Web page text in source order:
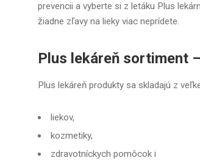
prevencii a vyberte si z letáku Plus
žiadne zľavy na lieky viac neprídete.
Plus lekáreň sortiment
Plus lekáreň produkty sa skladajú z
liekov,
kozmetiky,
zdravotníckych pomôcok i